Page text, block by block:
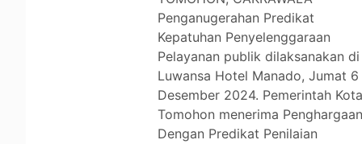
Penganugerahan Predikat
Kepatuhan Penyelenggaraan
Pelayanan publik dilaksanakan di
Luwansa Hotel Manado, Jumat 6
Desember 2024. Pemerintah
Tomohon menerima
Dengan Predikat Penilaian